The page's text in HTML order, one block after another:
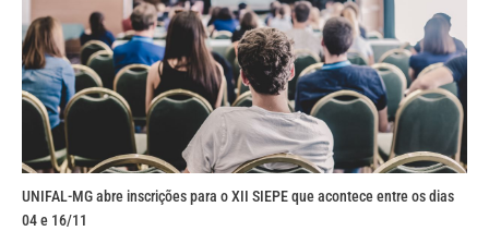
UNIFAL-MG abre inscrições para o XII SIEPE que acontece entre os dias
04 e 16/11